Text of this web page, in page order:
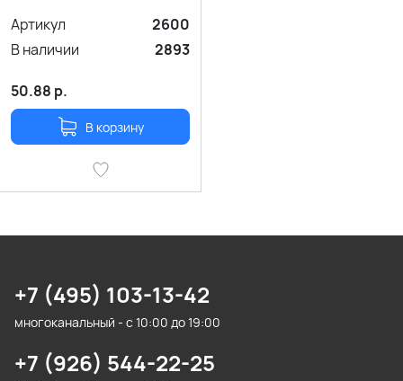
Артикул
2600
В наличии
2893
50.88 р.
В корзину
+7 (495) 103-13-42
многоканальный - с 10:00 до 19:00
+7 (926) 544-22-25